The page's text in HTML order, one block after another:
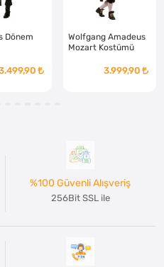
Dönem
Wolfgang Amadeus
Mozart Kostümü
3.999,90
%100 Güvenli Alışveriş
256Bit SSL ile